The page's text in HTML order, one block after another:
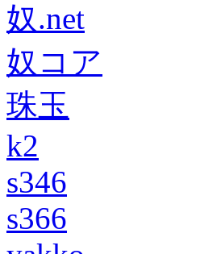
奴.net
奴コア
珠玉
k2
s346
s366